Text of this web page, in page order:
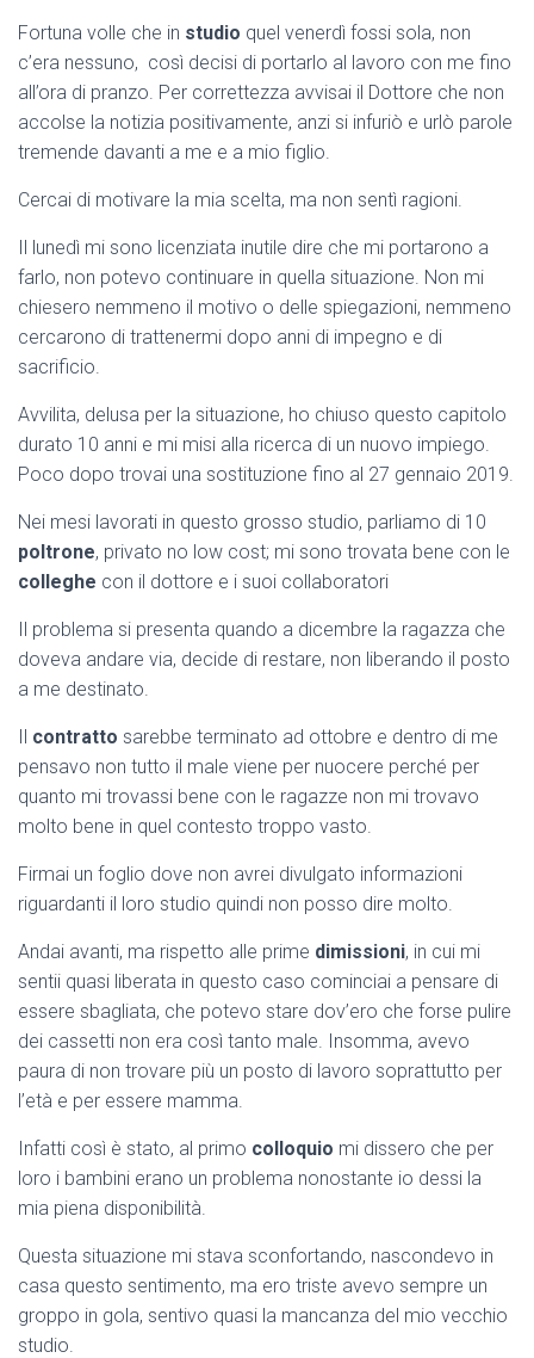
Fortuna volle che in studio quel venerdì fossi sola, non
c’era nessuno, così decisi di portarlo al lavoro con me fino
all’ora di pranzo. Per correttezza avvisai il Dottore che non
accolse la notizia positivamente, anzi si infuriò e urlò parole
tremende davanti a me e a mio figlio.
Cercai di motivare la mia scelta, ma non sentì ragioni.
Il lunedì mi sono licenziata inutile dire che mi portarono a
farlo, non potevo continuare in quella situazione. Non mi
chiesero nemmeno il motivo o delle spiegazioni, nemmeno
cercarono di trattenermi dopo anni di impegno e di
sacrificio.
Avvilita, delusa per la situazione, ho chiuso questo capitolo
durato 10 anni e mi misi alla ricerca di un nuovo impiego.
Poco dopo trovai una sostituzione fino al 27 gennaio 2019.
Nei mesi lavorati in questo grosso studio, parliamo di 10
poltrone, privato no low cost; mi sono trovata bene con le
colleghe con il dottore e i suoi collaboratori
Il problema si presenta quando a dicembre la ragazza che
doveva andare via, decide di restare, non liberando il posto
a me destinato.
Il contratto sarebbe terminato ad ottobre e dentro di me
pensavo non tutto il male viene per nuocere perché per
quanto mi trovassi bene con le ragazze non mi trovavo
molto bene in quel contesto troppo vasto.
Firmai un foglio dove non avrei divulgato informazioni
riguardanti il loro studio quindi non posso dire molto.
Andai avanti, ma rispetto alle prime dimissioni, in cui mi
sentii quasi liberata in questo caso cominciai a pensare di
essere sbagliata, che potevo stare dov’ero che forse pulire
dei cassetti non era così tanto male. Insomma, avevo
paura di non trovare più un posto di lavoro soprattutto per
l’età e per essere mamma.
Infatti così è stato, al primo colloquio mi dissero che per
loro i bambini erano un problema nonostante io dessi la
mia piena disponibilità.
Questa situazione mi stava sconfortando, nascondevo in
casa questo sentimento, ma ero triste avevo sempre un
groppo in gola, sentivo quasi la mancanza del mio vecchio
studio.